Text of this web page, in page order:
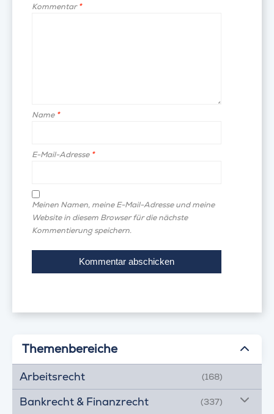
Kommentar*
Name *
E-Mail-Adresse *
Meinen Namen, meine E-Mail-Adresse und meine
Website in diesem Browser für die nächste
Kommentierung speichern.
Themenbereiche
Arbeitsrecht (168)
Bankrecht & Finanzrecht (337)